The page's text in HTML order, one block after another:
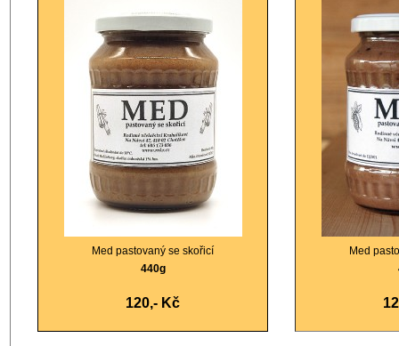
Med pastovaný se skořicí
440g
120,- Kč
Med